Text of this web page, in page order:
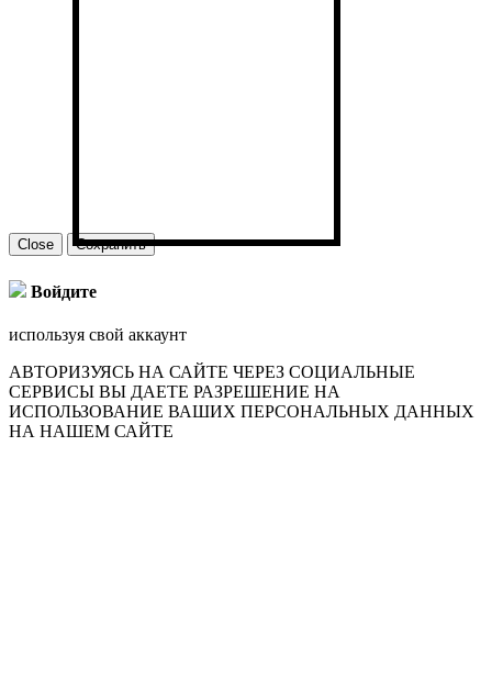
Close Сохранить
Войдите
используя свой аккаунт
АВТОРИЗУЯСЬ НА САЙТЕ ЧЕРЕЗ СОЦИАЛЬНЫЕ
СЕРВИСЫ ВЫ ДАЕТЕ РАЗРЕШЕНИЕ НА
ИСПОЛЬЗОВАНИЕ ВАШИХ ПЕРСОНАЛЬНЫХ ДАННЫХ
НА НАШЕМ САЙТЕ